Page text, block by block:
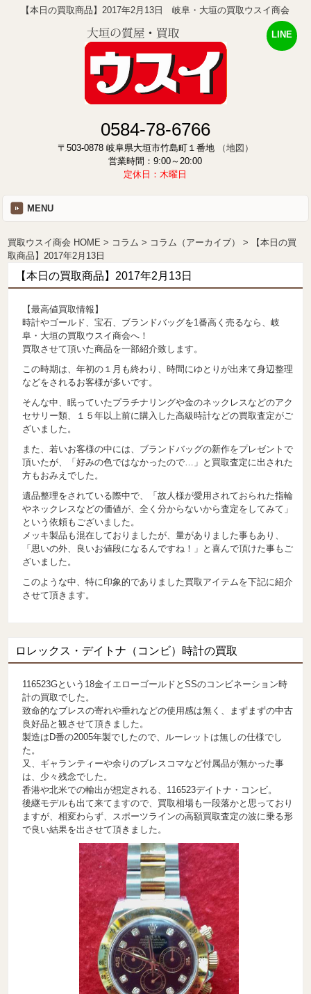
【本日の買取商品】2017年2月13日 岐阜・大垣の買取ウスイ商会
0584-78-6766
〒503-0878 岐阜県大垣市竹島町１番地
（地図）
営業時間：9:00～20:00
定休日：木曜日
MENU
買取ウスイ商会 HOME コラム コラム（アーカイブ）
【本日の買
取商品】2017年2月13日
【本日の買取商品】2017年2月13日
【最高値買取情報】
時計やゴールド、宝石、ブランドバッグを1番高く売るなら、岐
阜・大垣の買取ウスイ商会へ！
買取させて頂いた商品を一部紹介致します。
この時期は、年初の１月も終わり、時間にゆとりが出来て身辺整理
などをされるお客様が多いです。
そんな中、眠っていたプラチナリングや金のネックレスなどのアク
セサリー類、１５年以上前に購入した高級時計などの買取査定がご
ざいました。
また、若いお客様の中には、ブランドバッグの新作をプレゼントで
頂いたが、「好みの色ではなかったので…」と買取査定に出された
方もおみえでした。
遺品整理をされている際中で、「故人様が愛用されておられた指輪
やネックレスなどの価値が、全く分からないから査定をしてみて」
という依頼もございました。
メッキ製品も混在しておりましたが、量がありました事もあり、
「思いの外、良いお値段になるんですね！」と喜んで頂けた事もご
ざいました。
このような中、特に印象的でありました買取アイテムを下記に紹介
させて頂きます。
ロレックス・デイトナ（コンビ）時計の買取
116523Gという18金イエローゴールドとSSのコンビネーション時
計の買取でした。
致命的なブレスの寄れや垂れなどの使用感は無く、まずまずの中古
良好品と観させて頂きました。
製造はD番の2005年製でしたので、ルーレットは無しの仕様でし
た。
又、ギャランティーや余りのブレスコマなど付属品が無かった事
は、少々残念でした。
香港や北米での輸出が想定される、116523デイトナ・コンビ。
後継モデルも出て来てますので、買取相場も一段落かと思っており
ますが、相変わらず、スポーツラインの高額買取査定の波に乗る形
で良い結果を出させて頂きました。
LINE